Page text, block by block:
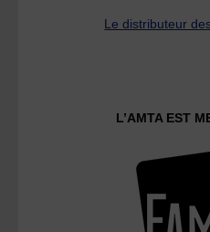
Le distributeur
L’AMTA EST